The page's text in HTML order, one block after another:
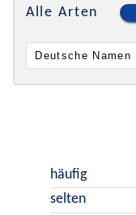
Alle Arten
häufig
selten